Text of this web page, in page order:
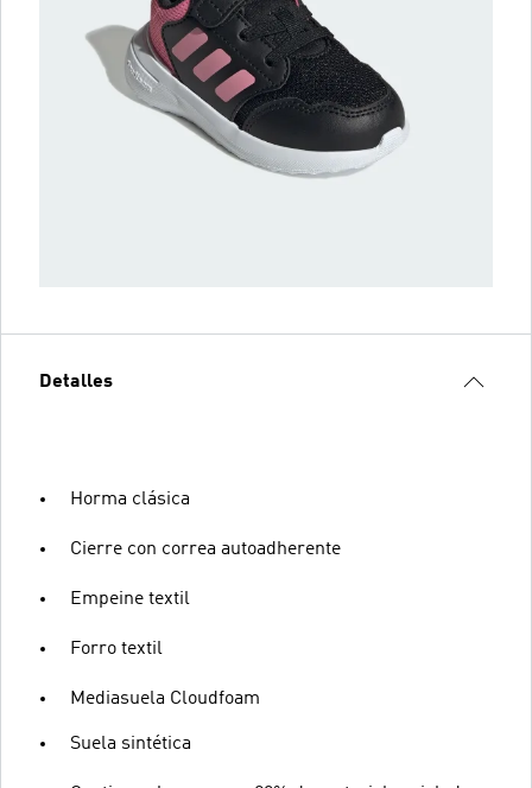
Detalles
Horma clásica
Cierre con correa autoadherente
Empeine textil
Forro textil
Mediasuela Cloudfoam
Suela sintética